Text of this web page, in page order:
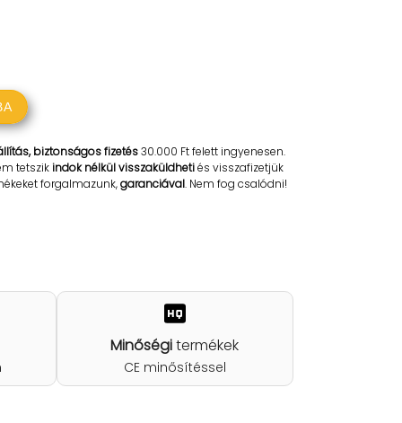
biztonságos fizetés30.000 Ft felett ingyenesen.
tetszikindok nélkül visszaküldhetiés visszafizetjük
forgalmazunk,garanciával. Nem fog csalódni!
Minőségitermékek
CE minősítéssel